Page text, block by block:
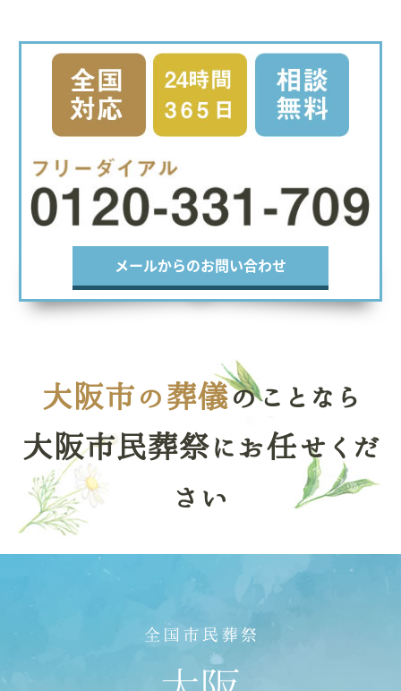
メールからのお問い合わせ
大阪市の葬儀のことなら
大阪市民葬祭にお任せくだ
さい